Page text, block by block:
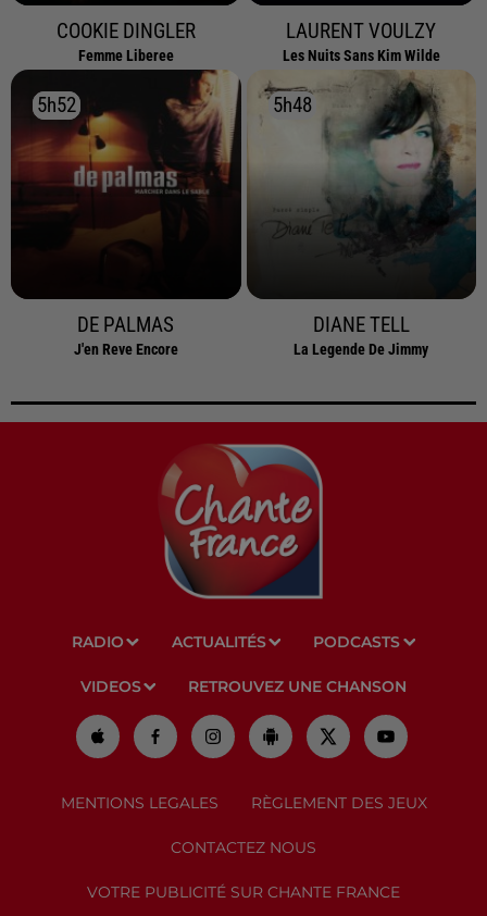
COOKIE DINGLER
Femme Liberee
LAURENT VOULZY
Les Nuits Sans Kim Wilde
5h52
5h52
DE PALMAS
J'en Reve Encore
5h48
5h48
DIANE TELL
La Legende De Jimmy
RADIO ACTUALITÉS PODCASTS
VIDEOS RETROUVEZ UNE CHANSON
MENTIONS LEGALES RÈGLEMENT DES JEUX
CONTACTEZ NOUS
VOTRE PUBLICITÉ SUR CHANTE FRANCE